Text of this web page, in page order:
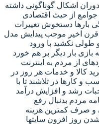
اشکال گوناگونی داشته
از حیث اقتصادی
بارها دستخوش تغییرات
اخیر موجب پیدایش مدل
طولی نکشید با ورود
بازی بار دیگر بر هم خورد
از مردم به اینترنت
کالا و خدمات هر روز در
کارها در تلاشند تا با
رشد و افزایش درآمد
مردم بدنبال رفع
و صرف کمترین هزینه
روز افزون سایتها